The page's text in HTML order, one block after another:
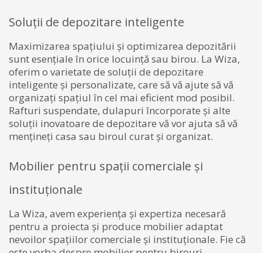
Soluții de depozitare inteligente
Maximizarea spațiului și optimizarea depozitării
sunt esențiale în orice locuință sau birou. La Wiza,
oferim o varietate de soluții de depozitare
inteligente și personalizate, care să vă ajute să vă
organizați spațiul în cel mai eficient mod posibil.
Rafturi suspendate, dulapuri încorporate și alte
soluții inovatoare de depozitare vă vor ajuta să vă
mențineți casa sau biroul curat și organizat.
Mobilier pentru spații comerciale și
instituționale
La Wiza, avem experiența și expertiza necesară
pentru a proiecta și produce mobilier adaptat
nevoilor spațiilor comerciale și instituționale. Fie că